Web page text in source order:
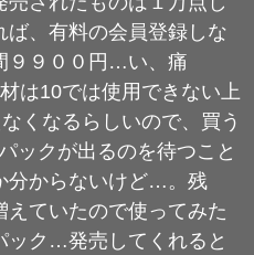
、有料の会員登録しな
９００円…い、痛
は10では使用できない上
くなるらしいので、買う
ックが出るのを待つこと
分からないけど…。残
ていたので使ってみた
ク…発売してくれると